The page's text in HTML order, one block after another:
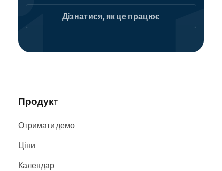
системах і на сайтах, включаючиGoogle
BingіFacebook.
Дізнатися, як це працює
Продукт
Отримати демо
Ціни
Календар